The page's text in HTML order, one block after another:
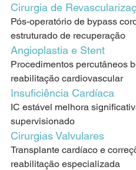
Cirurgia de
Pós-operatório de bypass
estruturado de recuperação
Angioplastia e Stent
Procedimentos percutâneos
reabilitação cardiovascular
Insuficiência Cardíaca
IC estável melhora
supervisionado
Cirurgias Valvulares
Transplante cardíaco e
reabilitação especializada